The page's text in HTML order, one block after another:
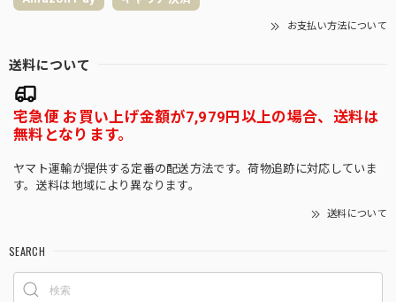
お支払い方法について
送料について
宅急便 お買い上げ金額が7,979円以上の場合、送料は
無料となります。
ヤマト運輸が提供する定番の配送方法です。荷物追跡に対応していま
す。送料は地域により異なります。
送料について
SEARCH